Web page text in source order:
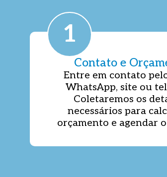
1
Contato e
Entre em contato
WhatsApp, site ou
Coletaremos os
necessários para
orçamento e agendar